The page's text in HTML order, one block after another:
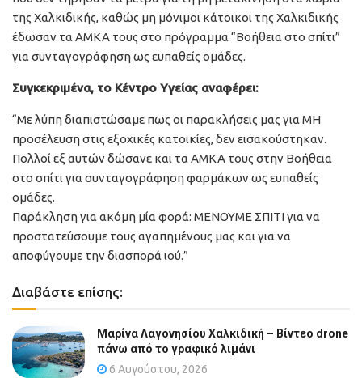
της Χαλκιδικής, καθώς μη μόνιμοι κάτοικοι της Χαλκιδικής
έδωσαν τα ΑΜΚΑ τους στο πρόγραμμα “Βοήθεια στο σπίτι”
για συνταγογράφηση ως ευπαθείς ομάδες.
Συγκεκριμένα, το Κέντρο Υγείας αναφέρει:
“Με λύπη διαπιστώσαμε πως οι παρακλήσεις μας για ΜΗ
προσέλευση στις εξοχικές κατοικίες, δεν εισακούστηκαν.
Πολλοί εξ αυτών δώσανε και τα ΑΜΚΑ τους στην Βοήθεια
στο σπίτι για συνταγογράφηση φαρμάκων ως ευπαθείς
ομάδες.
Παράκληση για ακόμη μία φορά: ΜΕΝΟΥΜΕ ΣΠΙΤΙ για να
προστατεύσουμε τους αγαπημένους μας και για να
αποφύγουμε την διασπορά ιού.”
Διαβάστε επίσης:
Μαρίνα Λαγονησίου Χαλκιδική – Βίντεο drone
πάνω από το γραφικό λιμάνι
6 Αυγούστου, 2026